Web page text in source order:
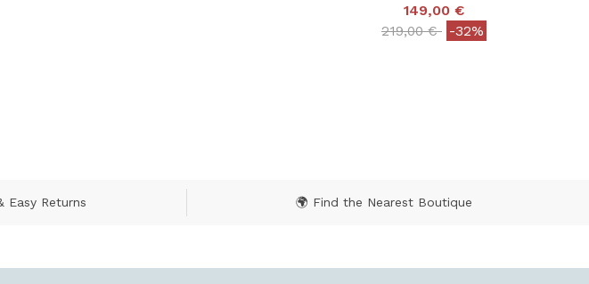
149,00 €
Price reduced from
219,00 €to-32%
Easy Returns 🌍 Find the Nearest Boutique